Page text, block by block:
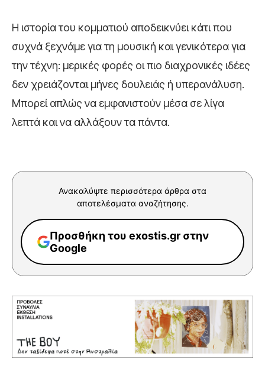
Η ιστορία του κομματιού αποδεικνύει κάτι που
συχνά ξεχνάμε για τη μουσική και γενικότερα για
την τέχνη: μερικές φορές οι πιο διαχρονικές ιδέες
δεν χρειάζονται μήνες δουλειάς ή υπερανάλυση.
Μπορεί απλώς να εμφανιστούν μέσα σε λίγα
λεπτά και να αλλάξουν τα πάντα.
Ανακαλύψτε περισσότερα άρθρα στα
αποτελέσματα αναζήτησης.
Προσθήκη του exostis.gr στην
Google